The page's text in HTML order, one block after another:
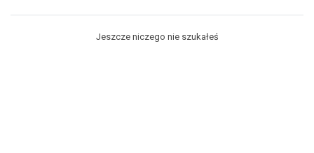
Jeszcze niczego nie szukałeś